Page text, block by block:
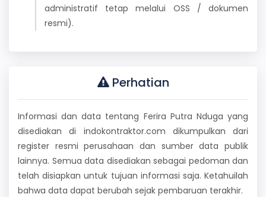
administratif tetap melalui OSS / dokumen
resmi).
Perhatian
Informasi dan data tentang Ferira Putra Nduga yang
disediakan di indokontraktor.com dikumpulkan dari
register resmi perusahaan dan sumber data publik
lainnya. Semua data disediakan sebagai pedoman dan
telah disiapkan untuk tujuan informasi saja. Ketahuilah
bahwa data dapat berubah sejak pembaruan terakhir.